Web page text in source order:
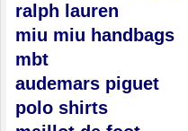
ralph lauren
miu miu handbags
mbt
audemars piguet
polo shirts